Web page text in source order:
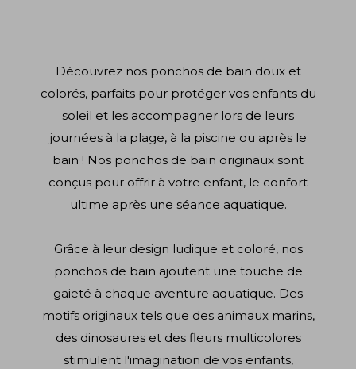
Découvrez nos ponchos de bain doux et
colorés, parfaits pour protéger vos enfants du
soleil et les accompagner lors de leurs
journées à la plage, à la piscine ou après le
bain ! Nos ponchos de bain originaux sont
conçus pour offrir à votre enfant, le confort
ultime après une séance aquatique.
Grâce à leur design ludique et coloré, nos
ponchos de bain ajoutent une touche de
gaieté à chaque aventure aquatique. Des
motifs originaux tels que des animaux marins,
des dinosaures et des fleurs multicolores
stimulent l'imagination de vos enfants,